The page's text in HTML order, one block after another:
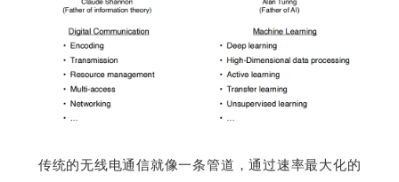
传统的无线电通信就像一条管道，通过速率最大化的